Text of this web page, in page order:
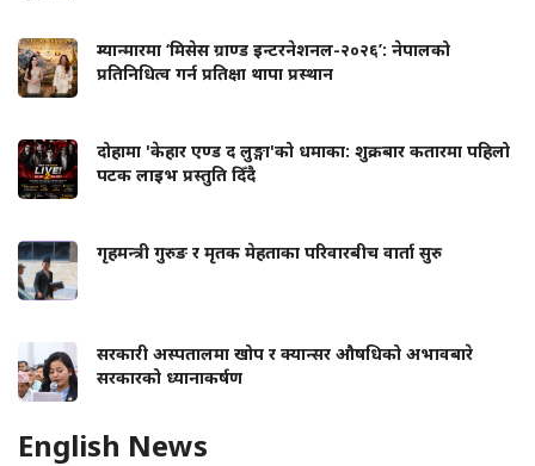
म्यान्मारमा ‘मिसेस ग्राण्ड इन्टरनेशनल-२०२६’: नेपालको
प्रतिनिधित्व गर्न प्रतिक्षा थापा प्रस्थान
दोहामा 'केहार एण्ड द लुङ्गा'को धमाका: शुक्रबार कतारमा पहिलो
पटक लाइभ प्रस्तुति दिँदै
गृहमन्त्री गुरुङ र मृतक मेहताका परिवारबीच वार्ता सुरु
सरकारी अस्पतालमा खोप र क्यान्सर औषधिको अभावबारे
सरकारको ध्यानाकर्षण
English News